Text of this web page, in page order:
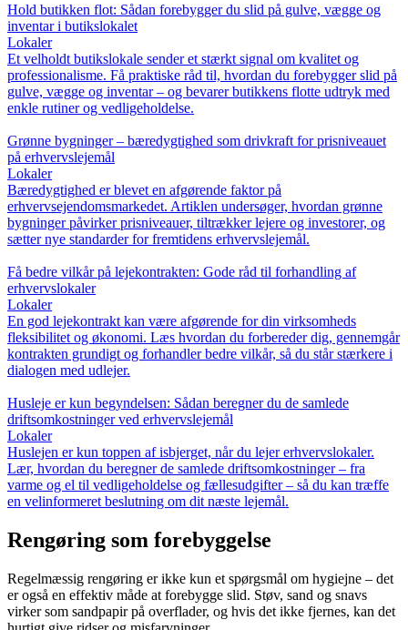
Hold butikken flot: Sådan forebygger du slid på gulve, vægge og
inventar i butikslokalet
Lokaler
Et velholdt butikslokale sender et stærkt signal om kvalitet og
professionalisme. Få praktiske råd til, hvordan du forebygger slid på
gulve, vægge og inventar – og bevarer butikkens flotte udtryk med
enkle rutiner og vedligeholdelse.
Grønne bygninger – bæredygtighed som drivkraft for prisniveauet
på erhvervslejemål
Lokaler
Bæredygtighed er blevet en afgørende faktor på
erhvervsejendomsmarkedet. Artiklen undersøger, hvordan grønne
bygninger påvirker prisniveauer, tiltrækker lejere og investorer, og
sætter nye standarder for fremtidens erhvervslejemål.
Få bedre vilkår på lejekontrakten: Gode råd til forhandling af
erhvervslokaler
Lokaler
En god lejekontrakt kan være afgørende for din virksomheds
fleksibilitet og økonomi. Læs hvordan du forbereder dig, gennemgår
kontrakten grundigt og forhandler bedre vilkår, så du står stærkere i
dialogen med udlejer.
Husleje er kun begyndelsen: Sådan beregner du de samlede
driftsomkostninger ved erhvervslejemål
Lokaler
Huslejen er kun toppen af isbjerget, når du lejer erhvervslokaler.
Lær, hvordan du beregner de samlede driftsomkostninger – fra
varme og el til vedligeholdelse og fællesudgifter – så du kan træffe
en velinformeret beslutning om dit næste lejemål.
Rengøring som forebyggelse
Regelmæssig rengøring er ikke kun et spørgsmål om hygiejne – det
er også en effektiv måde at forebygge slid. Støv, sand og snavs
virker som sandpapir på overflader, og hvis det ikke fjernes, kan det